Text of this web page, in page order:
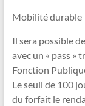
Mobilité durable
Il sera possible
avec un « pass »
Fonction
Le seuil de 100
du forfait le